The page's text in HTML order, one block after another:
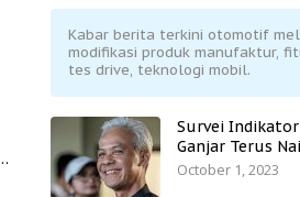
Kabar berita terkini otomotif
modifikasi produk manufaktur,
tes drive, teknologi mobil.
Survei
Ganjar Terus
October 1, 2023